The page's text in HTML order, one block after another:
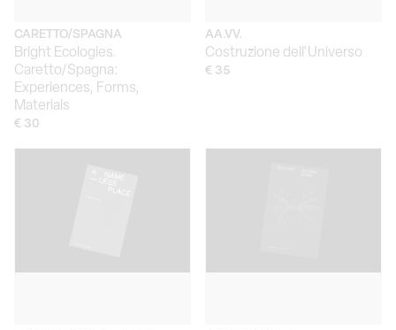
CARETTO/SPAGNA
Bright Ecologies.
Caretto/Spagna:
Experiences, Forms,
Materials
€ 30
AA.VV.
Costruzione dell'Universo
€ 35